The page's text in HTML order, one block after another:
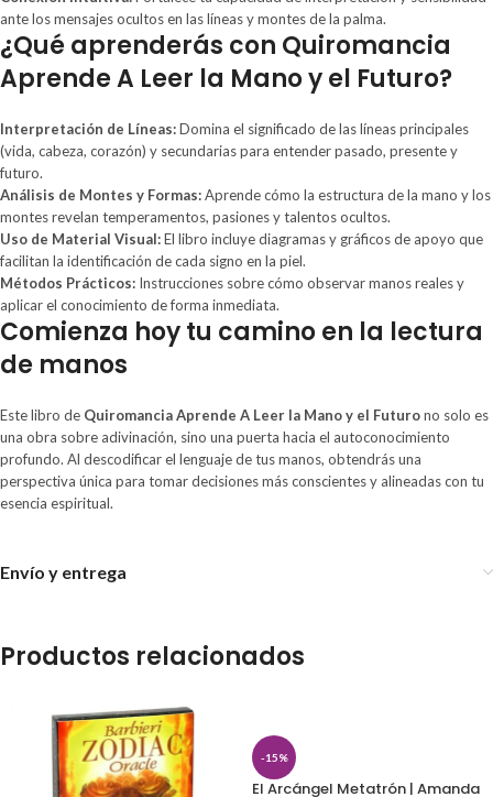
ante los mensajes ocultos en las líneas y montes de la palma.
¿Qué aprenderás con Quiromancia
Aprende A Leer la Mano y el Futuro?
Interpretación de Líneas:Domina el significado de las líneas principales
(vida, cabeza, corazón) y secundarias para entender pasado, presente y
futuro.
Análisis de Montes y Formas:Aprende cómo la estructura de la mano y los
montes revelan temperamentos, pasiones y talentos ocultos.
Uso de Material Visual:El libro incluye diagramas y gráficos de apoyo que
facilitan la identificación de cada signo en la piel.
Métodos Prácticos: Instrucciones sobre cómo observar manos reales y
aplicar el conocimiento de forma inmediata.
Comienza hoy tu camino en la lectura
de manos
Este libro de Quiromancia Aprende A Leer la Mano y el Futurono solo es
una obra sobre adivinación, sino una puerta hacia el autoconocimiento
profundo. Al descodificar el lenguaje de tus manos, obtendrás una
perspectiva única para tomar decisiones más conscientes y alineadas con tu
esencia espiritual.
Envío y entrega
Productos relacionados
-15%
El Arcángel Metatrón | Amanda